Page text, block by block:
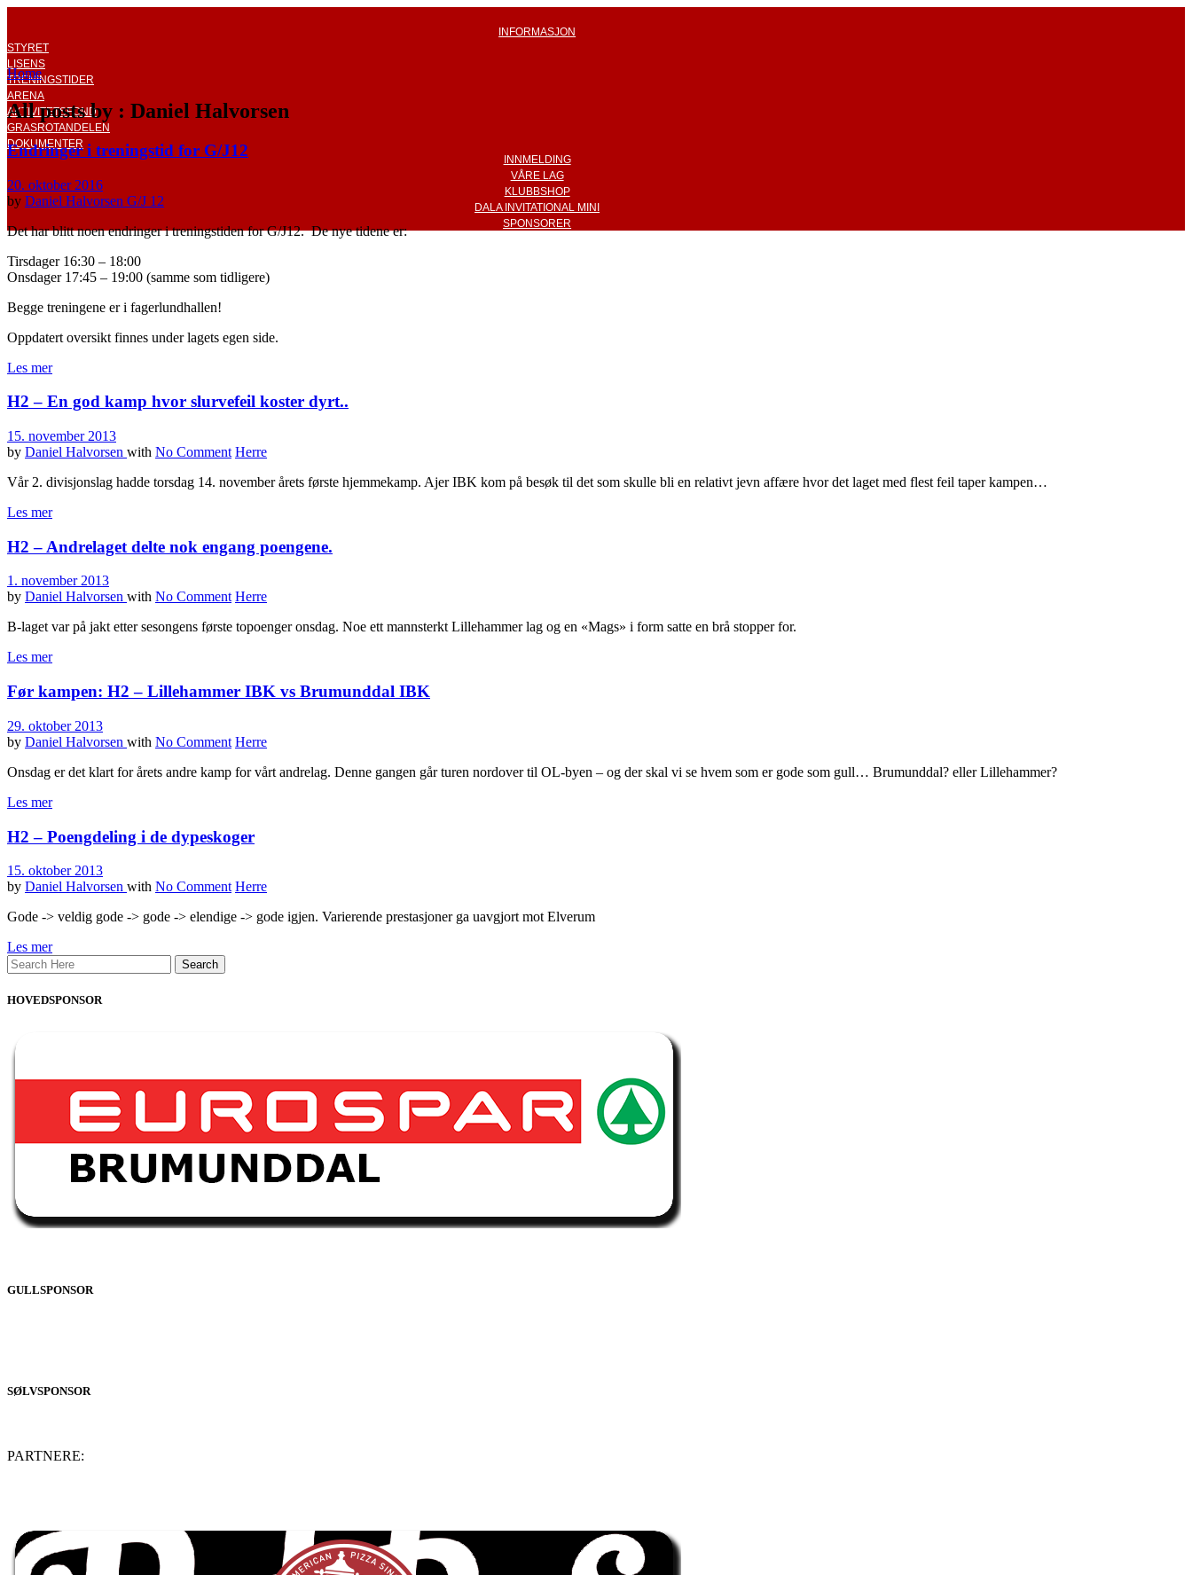
INFORMASJON
STYRET
LISENS
TRENINGSTIDER
ARENA
AKTIVITETSFOND
GRASROTANDELEN
DOKUMENTER
INNMELDING
VÅRE LAG
KLUBBSHOP
DALA INVITATIONAL MINI
SPONSORER
Home
All posts by : Daniel Halvorsen
Endringer i treningstid for G/J12
20. oktober 2016
by Daniel Halvorsen G/J 12
Det har blitt noen endringer i treningstiden for G/J12. De nye tidene er:
Tirsdager 16:30 – 18:00
Onsdager 17:45 – 19:00 (samme som tidligere)
Begge treningene er i fagerlundhallen!
Oppdatert oversikt finnes under lagets egen side.
Les mer
H2 – En god kamp hvor slurvefeil koster dyrt..
15. november 2013
by Daniel Halvorsen with No Comment Herre
Vår 2. divisjonslag hadde torsdag 14. november årets første hjemmekamp. Ajer IBK kom på besøk til det som skulle bli en relativt jevn affære hvor det laget med flest feil taper kampen…
Les mer
H2 – Andrelaget delte nok engang poengene.
1. november 2013
by Daniel Halvorsen with No Comment Herre
B-laget var på jakt etter sesongens første topoenger onsdag. Noe ett mannsterkt Lillehammer lag og en «Mags» i form satte en brå stopper for.
Les mer
Før kampen: H2 – Lillehammer IBK vs Brumunddal IBK
29. oktober 2013
by Daniel Halvorsen with No Comment Herre
Onsdag er det klart for årets andre kamp for vårt andrelag. Denne gangen går turen nordover til OL-byen – og der skal vi se hvem som er gode som gull… Brumunddal? eller Lillehammer?
Les mer
H2 – Poengdeling i de dypeskoger
15. oktober 2013
by Daniel Halvorsen with No Comment Herre
Gode -> veldig gode -> gode -> elendige -> gode igjen. Varierende prestasjoner ga uavgjort mot Elverum
Les mer
HOVEDSPONSOR
GULLSPONSOR
SØLVSPONSOR
PARTNERE: